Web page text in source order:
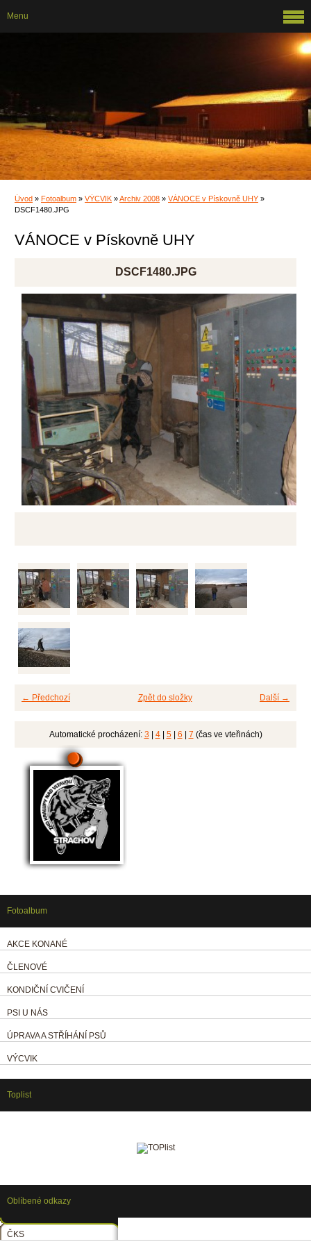
Úvod » Fotoalbum » VÝCVIK »Archiv 2008 » VÁNOCE v Pískovně UHY »
DSCF1480.JPG
VÁNOCE v Pískovně UHY
DSCF1480.JPG
← Předchozí Další →
Zpět do složky
Automatické procházení: 3 | 4| 5| 6 | 7 (čas ve vteřinách)
Menu
Fotoalbum
AKCE KONANÉ
ČLENOVÉ
KONDIČNÍ CVIČENÍ
PSI U NÁS
ÚPRAVA A STŘÍHÁNÍ PSŮ
VÝCVIK
Toplist
Oblíbené odkazy
ČKS